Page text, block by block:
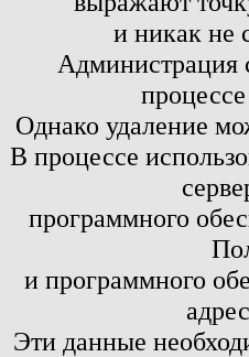
и никак не
Администрация
Однако удаление
В процессе
программного
и программного
Эти данные